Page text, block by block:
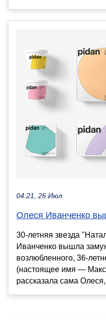
04:21, 26 Июл
Олеся Иванченко
30-летняя звезда
Иванченко вышла
возлюбленного, 36-
(настоящее имя —
рассказала сама